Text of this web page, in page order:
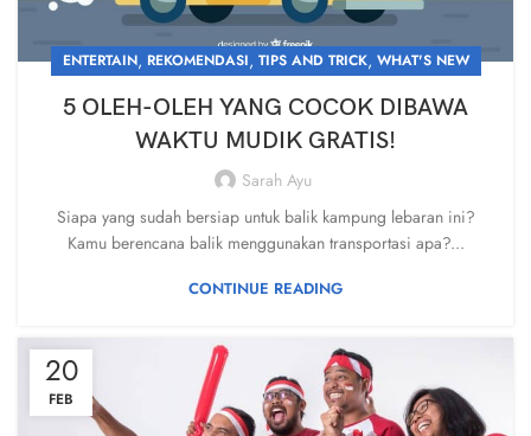
ENTERTAIN, REKOMENDASI, TIPS AND TRICK, WHAT'S NEW
5 OLEH-OLEH YANG COCOK DIBAWA
WAKTU MUDIK GRATIS!
Sarah Ayu
Siapa yang sudah bersiap untuk balik kampung lebaran ini?
Kamu berencana balik menggunakan transportasi apa?...
CONTINUE READING
20
FEB